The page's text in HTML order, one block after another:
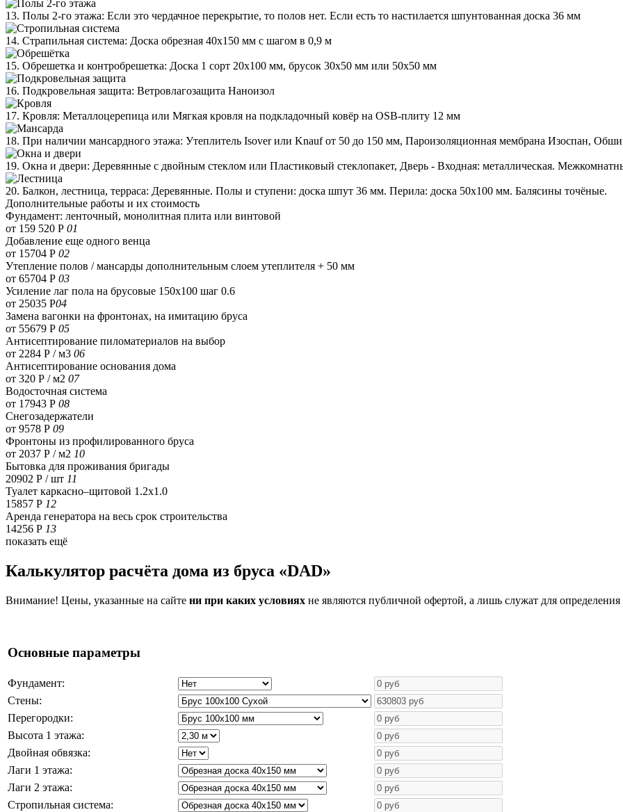
13. Полы 2-го этажа: Если это чердачное перекрытие, то полов нет. Если есть то настилается шпунтованная доска 36 мм
14. Страпильная система: Доска обрезная 40х150 мм с шагом в 0,9 м
15. Обрешетка и контробрешетка: Доска 1 сорт 20х100 мм, брусок 30х50 мм или 50х50 мм
16. Подкровельная защита: Ветровлагозащита Наноизол
17. Кровля: Металлоцерепица или Мягкая кровля на подкладочный ковёр на OSB-плиту 12 мм
18. При наличии мансардного этажа: Утеплитель Isover или Knauf от 50 до 150 мм, Пароизоляционная мембрана Изоспан,
19. Окна и двери: Деревянные с двойным стеклом или Пластиковый стеклопакет, Дверь - Входная: металлическая.
20. Балкон, лестница, терраса: Деревянные. Полы и ступени: доска шпут 36 мм. Перила: доска 50х100 мм. Балясины точёные.
Дополнительные работы и их стоимость
Фундамент: ленточный, монолитная плита или винтовой
от 159 520 Р 01
Добавление еще одного венца
от 15704 Р 02
Утепление полов / мансарды дополнительным слоем утеплителя + 50 мм
от 65704 Р 03
Усиление лаг пола на брусовые 150х100 шаг 0.6
от 25035 Р04
Замена вагонки на фронтонах, на имитацию бруса
от 55679 Р 05
Антисептирование пиломатериалов на выбор
от 2284 Р / м3 06
Антисептирование основания дома
от 320 Р / м2 07
Водосточная система
от 17943 Р 08
Снегозадержатели
от 9578 Р 09
Фронтоны из профилированного бруса
от 2037 Р / м2 10
Бытовка для проживания бригады
20902 Р / шт 11
Туалет каркасно–щитовой 1.2х1.0
15857 Р 12
Аренда генератора на весь срок строительства
14256 Р 13
показать ещё
Калькулятор расчёта дома из бруса «DAD»
Внимание! Цены, указанные на сайте ни при каких условиях не являются публичной офертой, а лишь служат для
Основные параметры
Фундамент:
Стены:
Перегородки:
Высота 1 этажа:
Двойная обвязка:
Лаги 1 этажа:
Лаги 2 этажа:
Стропильная система: